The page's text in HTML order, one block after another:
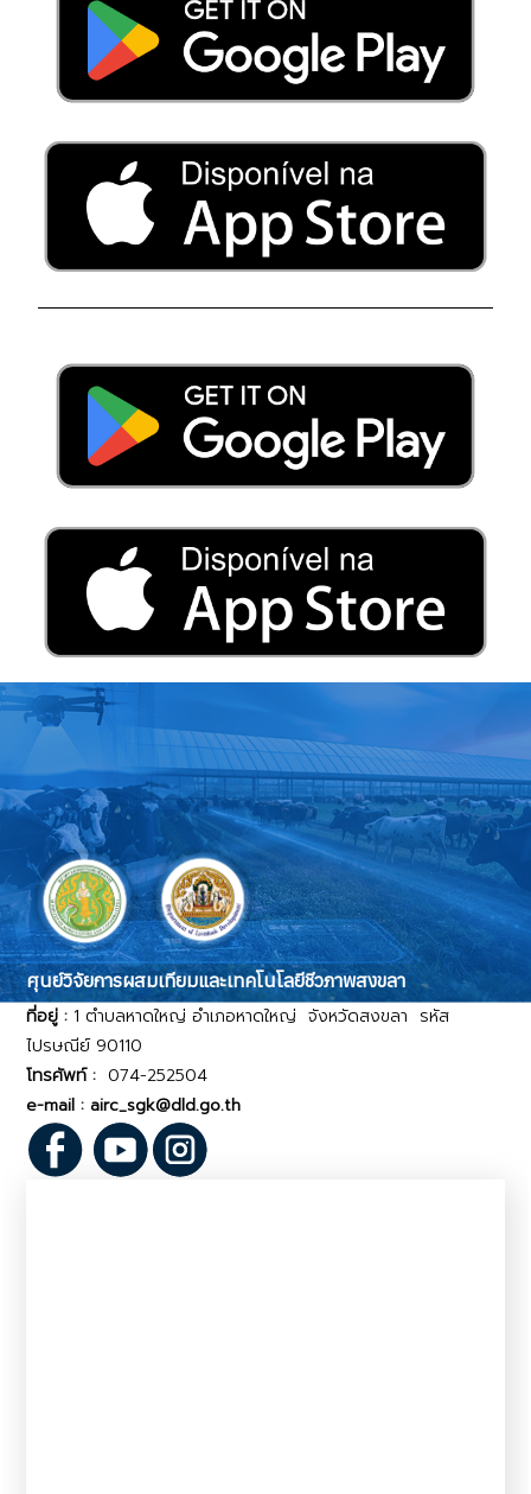
ศุนย์วิจัยการผสมเทียมและเทคโนโลยีชีวภาพสงขลา
ที่อยู่ :1 ตำบลหาดใหญ่ อำเภอหาดใหญ่ จังหวัดสงขลา รหัส
ไปรษณีย์ 90110
โทรศัพท์ : 074-252504
e-mail : airc_sgk@dld.go.th